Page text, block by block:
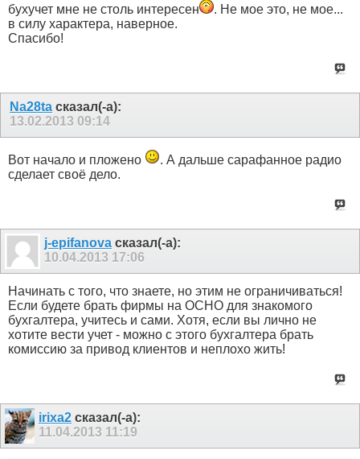
бухучет мне не столь интересен
. Не мое это, не мое...
в силу характера, наверное.
Спасибо!
Na28ta сказал(-а):
13.02.2013 09:14
Вот начало и пложено
. А дальше сарафанное радио
сделает своё дело.
j-epifanova сказал(-а):
10.04.2013 17:06
Начинать с того, что знаете, но этим не ограничиваться!
Если будете брать фирмы на ОСНО для знакомого
бухгалтера, учитесь и сами. Хотя, если вы лично не
хотите вести учет - можно с этого бухгалтера брать
комиссию за привод клиентов и неплохо жить!
irixa2сказал(-а):
11.04.2013 11:19